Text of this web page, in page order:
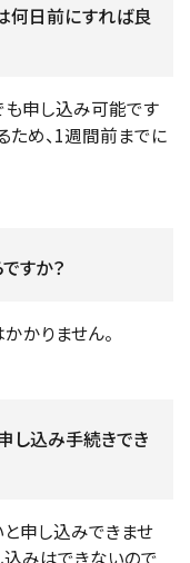
何日前にすれば良
も申し込み可能です
ため、1週間前までに
すか？
かりません。
し込み手続きでき
申し込みできませ
込みはできないので